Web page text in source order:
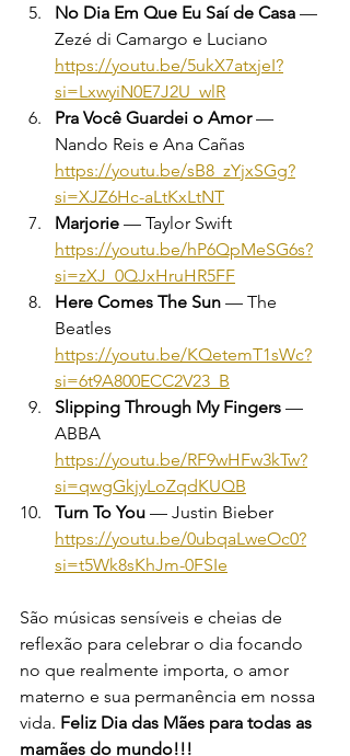
No Dia Em Que Eu Saí de Casa —
Zezé di Camargo e Luciano
https://youtu.be/5ukX7atxjeI?
si=LxwyiN0E7J2U_wlR
Pra Você Guardei o Amor —
Nando Reis e Ana Cañas
https://youtu.be/sB8_zYjxSGg?
si=XJZ6Hc-aLtKxLtNT
Marjorie — Taylor Swift
https://youtu.be/hP6QpMeSG6s?
si=zXJ_0QJxHruHR5FF
Here Comes The Sun — The
Beatles
https://youtu.be/KQetemT1sWc?
si=6t9A800ECC2V23_B
Slipping Through My Fingers —
ABBA
https://youtu.be/RF9wHFw3kTw?
si=qwgGkjyLoZqdKUQB
Turn To You — Justin Bieber
https://youtu.be/0ubqaLweOc0?
si=t5Wk8sKhJm-0FSIe
São músicas sensíveis e cheias de
reflexão para celebrar o dia focando
no que realmente importa, o amor
materno e sua permanência em nossa
vida. Feliz Dia das Mães para todas as
mamães do mundo!!!